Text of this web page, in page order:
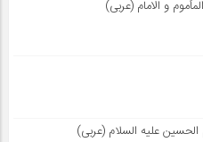
و الامام (عربی)
علیه السلام (عربی)